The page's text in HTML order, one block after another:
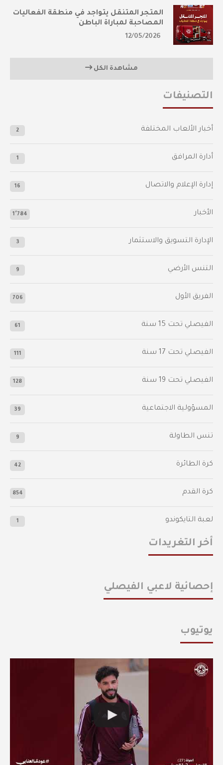
المتجر المتنقل يتواجد في منطقة الفعاليات
المصاحبة لمباراة الباطن
12/05/2026
مشاهدة الكل
التصنيفات
أخبار الألعاب المختلفة 2
أدارة المرافق 1
إدارة الإعلام والاتصال 16
الأخبار 1٬784
الإدارة التسويق والاستثمار 3
التنس الأرضي 9
الفريق الأول 706
الفيصلي‬⁩ تحت 15 سنة 61
‫الفيصلي‬⁩ تحت 17 سنة 111
الفيصلي‬⁩ تحت 19 سنة 128
المسؤولية الاجتماعية 39
تنس الطاولة 9
كرة الطائرة 42
كرة القدم 854
لعبة التايكوندو 1
أخر التغريدات
إحصائية لاعبي الفيصلي
يوتيوب